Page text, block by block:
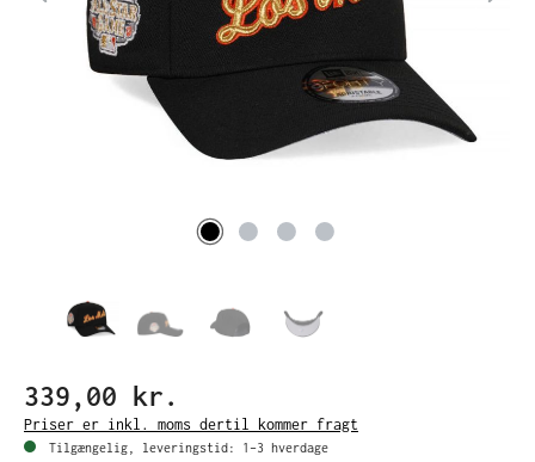
339,00 kr.
Priser er inkl. moms dertil kommer fragt
Tilgængelig, leveringstid: 1–3 hverdage